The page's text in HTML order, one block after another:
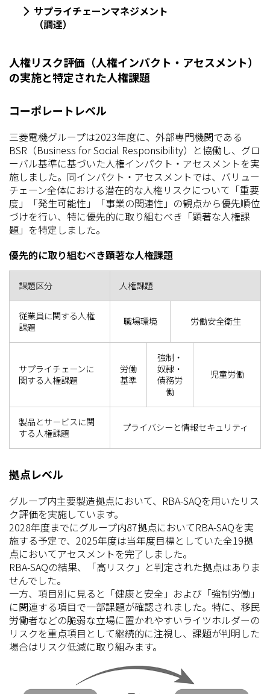
サプライチェーンマネジメント
（調達）
人権リスク評価（人権インパクト・アセスメント）
の実施と特定された人権課題
コーポレートレベル
三菱電機グループは2023年度に、外部専門機関である
BSR（Business for Social Responsibility）と協働し、グロ
ーバル基準に基づいた人権インパクト・アセスメントを実
施しました。同インパクト・アセスメントでは、バリュー
チェーン全体における潜在的な人権リスクについて「重要
度」「発生可能性」「事業の関連性」の観点から優先順位
づけを行い、特に優先的に取り組むべき「顕著な人権課
題」を特定しました。
優先的に取り組むべき顕著な人権課題
課題区分 人権課題
従業員に関する人権
課題
職場環境 労働安全衛生
サプライチェーンに
関する人権課題
労働
基準
強制・
奴隷・
債務労
働
児童労働
製品とサービスに関
する人権課題
プライバシーと情報セキュリティ
拠点レベル
グループ内主要製造拠点において、RBA-SAQを用いたリス
ク評価を実施しています。
2028年度までにグループ内87拠点においてRBA-SAQを実
施する予定で、2025年度は当年度目標としていた全19拠
点においてアセスメントを完了しました。
RBA-SAQの結果、「高リスク」と判定された拠点はありま
せんでした。
一方、項目別に見ると「健康と安全」および「強制労働」
に関連する項目で一部課題が確認されました。特に、移民
労働者などの脆弱な立場に置かれやすいライツホルダーの
リスクを重点項目として継続的に注視し、課題が判明した
場合はリスク低減に取り組みます。